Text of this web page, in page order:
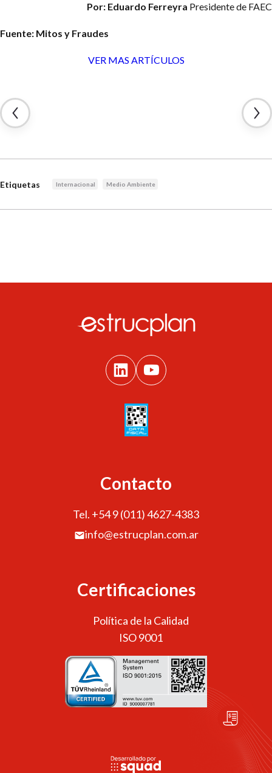
Por: Eduardo Ferreyra Presidente de FAEC
Fuente: Mitos y Fraudes
VER MAS ARTÍCULOS
Etiquetas Internacional Medio Ambiente
Contacto
Tel. +54 9 (011) 4627-4383
info@estrucplan.com.ar
Certificaciones
Política de la Calidad
ISO 9001